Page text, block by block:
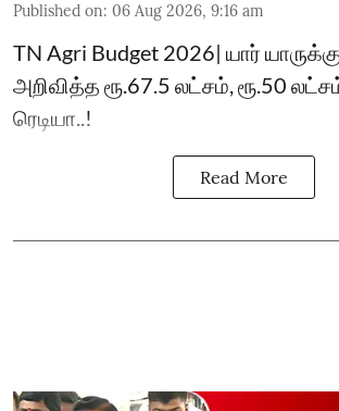
Published on: 06 Aug 2026, 9:16 am
TN Agri Budget 2026| யார்
அறிவித்த ரூ.67.5 லட்சம், ரூ.50
ரெடியா..!
Read More